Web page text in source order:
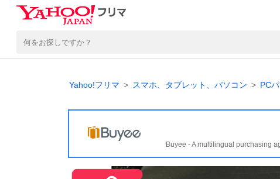
Yahoo!フリマ スマホ、タブレット、パソコン PC
Buyee - A multilingual purchasing